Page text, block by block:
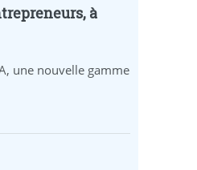
à
une nouvelle gamme